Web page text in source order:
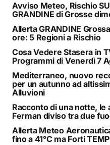
Avviso Meteo, Rischio
GRANDINE di Grosse
Allerta GRANDINE
ore: 5 Regioni a Rischio
Cosa Vedere Stasera in
Programmi di Venerdì 7
Mediterraneo, nuovo
per un autunno ad
Alluvioni
Racconto di una notte, le
Ferman diviso tra due
Allerta Meteo
fino a 41°C ma Forti